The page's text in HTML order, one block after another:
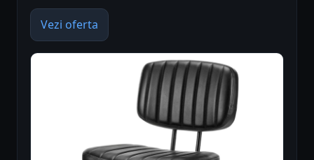
Vezi oferta